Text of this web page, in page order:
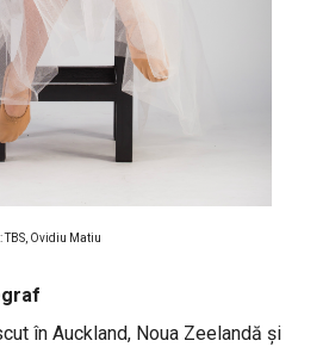
TBS, Ovidiu Matiu
în Auckland, Noua Zeelandă și